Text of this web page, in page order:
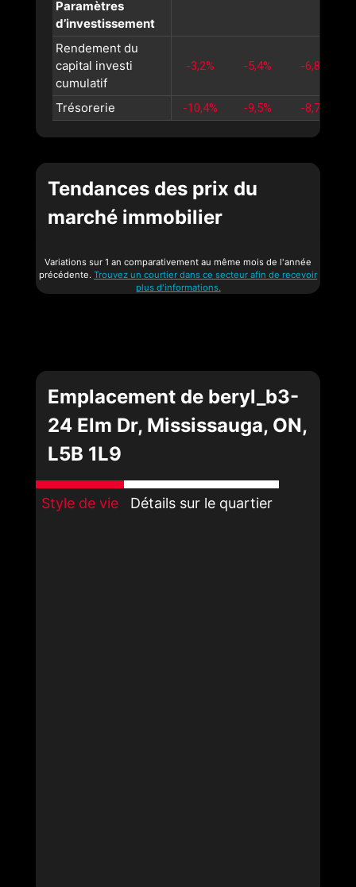
Paramètres
d’investissement
Rendement du
capital investi
cumulatif
-3,2% -5,4% -6,8%
Trésorerie -10,4% -9,5% -8,7%
Tendances des prix du
marché immobilier
Variations sur 1 an comparativement au même mois de l'année
précédente. Trouvez un courtier dans ce secteur afin de recevoir
plus d'informations.
Emplacement de beryl_b3-
24 Elm Dr, Mississauga, ON,
L5B 1L9
Style de vie Détails sur le quartier